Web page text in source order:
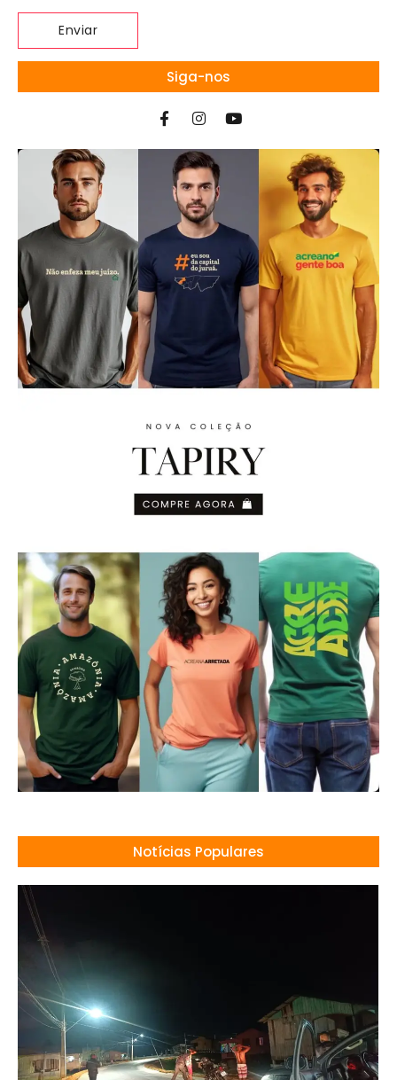
Siga-nos
Notícias Populares